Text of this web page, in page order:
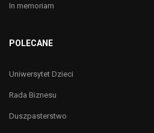
In memoriam
POLECANE
Uniwersytet Dzieci
Rada Biznesu
Duszpasterstwo